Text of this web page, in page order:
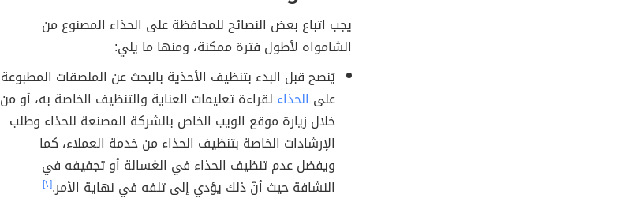
يجب اتباع بعض النصائح للمحافظة على الحذاء المصنوع من
الشامواه لأطول فترة ممكنة، ومنها ما يلي:
يُنصح قبل البدء بتنظيف الأحذية بالبحث عن الملصقات المطبوعة
على الحذاء لقراءة تعليمات العناية والتنظيف الخاصة به، أو من
خلال زيارة موقع الويب الخاص بالشركة المصنعة للحذاء وطلب
الإرشادات الخاصة بتنظيف الحذاء من خدمة العملاء، كما
ويفضل عدم تنظيف الحذاء في الغسالة أو تجفيفه في
النشافة حيث أنّ ذلك يؤدي إلى تلفه في نهاية الأمر.[٢]